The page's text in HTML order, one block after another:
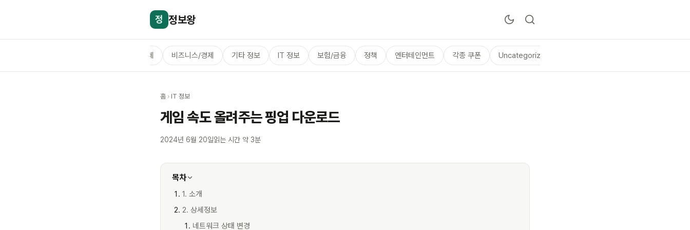
정 정보왕
전체 비즈니스/경제 기타 정보 IT 정보 보험/금융 정책 엔터테인먼트 각종 쿠폰 Uncategorized
홈 › IT 정보
게임 속도 올려주는 핑업 다운로드
2024년 6월 20일읽는 시간 약 3분
목차
1. 소개
2. 상세정보
네트워크 상태 변경